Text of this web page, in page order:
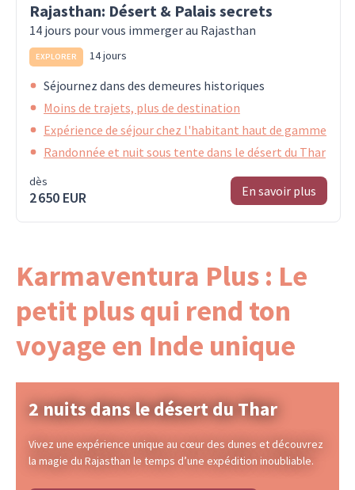
Rajasthan: Désert & Palais secrets
14 jours pour vous immerger au Rajasthan
EXPLORER 14 jours
Séjournez dans des demeures historiques
Moins de trajets, plus de destination
Expérience de séjour chez l'habitant haut de gamme
Randonnée et nuit sous tente dans le désert du Thar
dès
2 650 EUR En savoir plus
Karmaventura Plus : Le
petit plus qui rend ton
voyage en Inde unique
2 nuits dans le désert du Thar
Vivez une expérience unique au cœur des dunes et découvrez
la magie du Rajasthan le temps d’une expédition inoubliable.